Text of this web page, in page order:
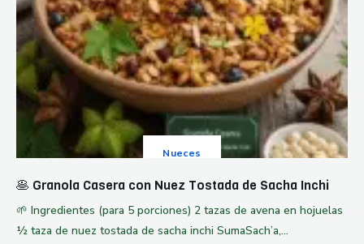
Nueces
🥞 Granola Casera con Nuez Tostada de Sacha Inchi
🌱 Ingredientes (para 5 porciones) 2 tazas de avena en hojuelas
½ taza de nuez tostada de sacha inchi SumaSach’a,...